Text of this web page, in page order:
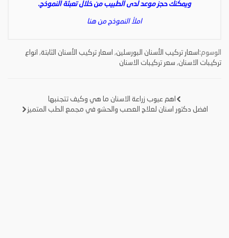
ويمكنك حجز موعد لدى الطبيب من خلال تعبئة النموذج.
املأ النموذج من هنا
الوسوم: اسعار تركيب الأسنان البورسلين, اسعار تركيب الأسنان الثابتة, انواع
تركيبات الاسنان, سعر تركيبات الاسنان
تصفّح
اهم عيوب زراعة الاسنان ما هي وكيف تتجنبها
افضل دكتور اسنان لعلاج العصب والحشو في مجمع الطب المتميز